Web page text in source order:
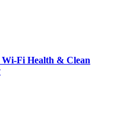
Wi-Fi Health & Clean